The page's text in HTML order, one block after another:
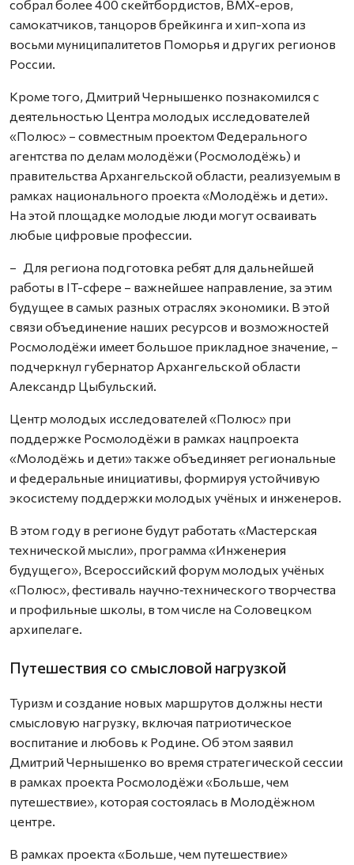
собрал более 400 скейтбордистов, BMX-еров,
самокатчиков, танцоров брейкинга и хип-хопа из
восьми муниципалитетов Поморья и других регионов
России.
Кроме того, Дмитрий Чернышенко познакомился с
деятельностью Центра молодых исследователей
«Полюс» – совместным проектом Федерального
агентства по делам молодёжи (Росмолодёжь) и
правительства Архангельской области, реализуемым в
рамках национального проекта «Молодёжь и дети».
На этой площадке молодые люди могут осваивать
любые цифровые профессии.
– Для региона подготовка ребят для дальнейшей
работы в IT-сфере – важнейшее направление, за этим
будущее в самых разных отраслях экономики. В этой
связи объединение наших ресурсов и возможностей
Росмолодёжи имеет большое прикладное значение, –
подчеркнул губернатор Архангельской области
Александр Цыбульский.
Центр молодых исследователей «Полюс» при
поддержке Росмолодёжи в рамках нацпроекта
«Молодёжь и дети» также объединяет региональные
и федеральные инициативы, формируя устойчивую
экосистему поддержки молодых учёных и инженеров.
В этом году в регионе будут работать «Мастерская
технической мысли», программа «Инженерия
будущего», Всероссийский форум молодых учёных
«Полюс», фестиваль научно‑технического творчества
и профильные школы, в том числе на Соловецком
архипелаге.
Путешествия со смысловой нагрузкой
Туризм и создание новых маршрутов должны нести
смысловую нагрузку, включая патриотическое
воспитание и любовь к Родине. Об этом заявил
Дмитрий Чернышенко во время стратегической сессии
в рамках проекта Росмолодёжи «Больше, чем
путешествие», которая состоялась в Молодёжном
центре.
В рамках проекта «Больше, чем путешествие»